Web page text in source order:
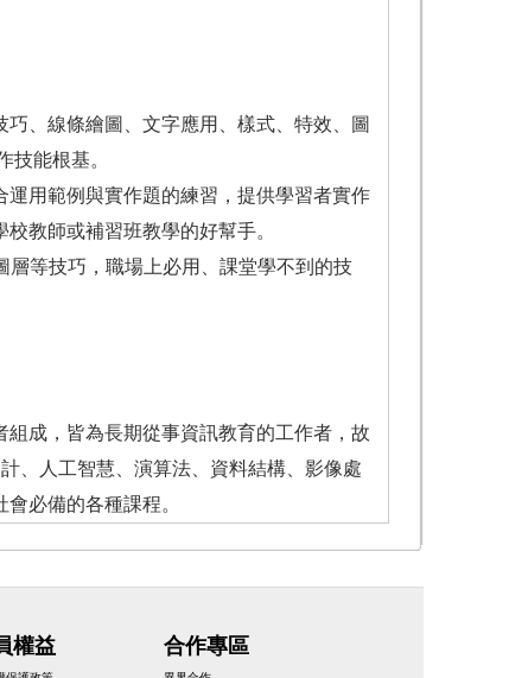
、線條繪圖、文字應用、樣式、特效、圖
技能根基。
用範例與實作題的練習，提供學習者實作
教師或補習班教學的好幫手。
層等技巧，職場上必用、課堂學不到的技
成，皆為長期從事資訊教育的工作者，故
、人工智慧、演算法、資料結構、影像處
必備的各種課程。
權益 合作專區